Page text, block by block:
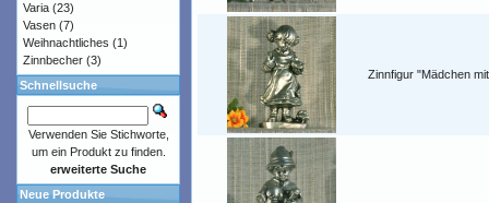
Zinnfigur "Mädchen
Varia (23)
Vasen (7)
Weihnachtliches (1)
Zinnbecher (3)
Schnellsuche
Verwenden Sie Stichworte,
um ein Produkt zu finden.
erweiterte Suche
Neue Produkte